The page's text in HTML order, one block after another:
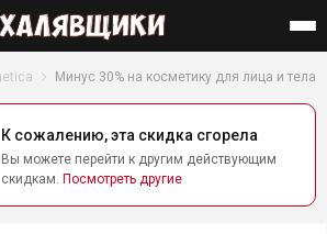
Найти
Минус 30% на косметику для лица и тела
К сожалению, эта скидка сгорела
Вы можете перейти к другим действующим
скидкам. Посмотреть другие